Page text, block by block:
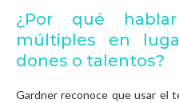
¿Por qué
múltiples en
dones o talentos?
Gardner reconoce que usar el